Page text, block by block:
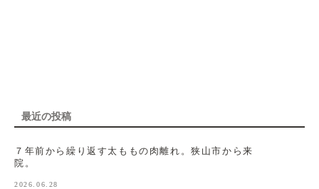
最近の投稿
７年前から繰り返す太ももの肉離れ。狭山市から来
院。
2026.06.28